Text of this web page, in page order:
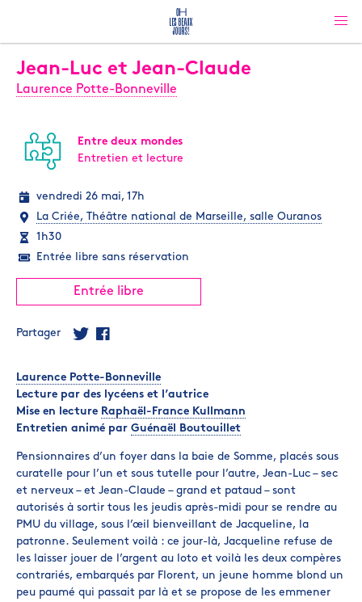
Jean-Luc et Jean-Claude
Laurence Potte-Bonneville
Entre deux mondes
Entretien et lecture
vendredi 26 mai, 17h
La Criée, Théâtre national de Marseille, salle Ouranos
1h30
Entrée libre sans réservation
Entrée libre
Partager
Laurence Potte-Bonneville
Lecture par des lycéens et l’autrice
Mise en lecture Raphaël-France Kullmann
Entretien animé par Guénaël Boutouillet
Pensionnaires d’un foyer dans la baie de Somme, placés sous
curatelle pour l’un et sous tutelle pour l’autre, Jean-Luc – sec
et nerveux – et Jean-Claude – grand et pataud – sont
autorisés à sortir tous les jeudis après-midi pour se rendre au
PMU du village, sous l’œil bienveillant de Jacqueline, la
patronne. Seulement voilà : ce jour-là, Jacqueline refuse de
les laisser jouer de l’argent au loto et voilà les deux compères
contrariés, embarqués par Florent, un jeune homme blond un
peu paumé qui passait par là et se propose de les emmener